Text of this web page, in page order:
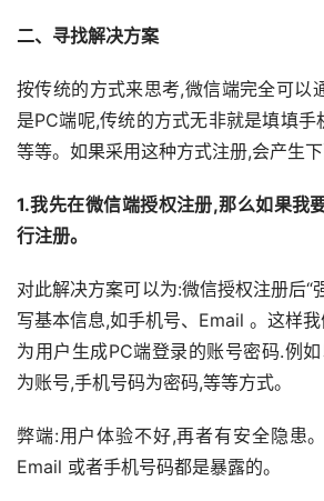
二、寻找解决方案
按传统的方式来思考,微信端完全可以
是PC端呢,传统的方式无非就是填填
等等。如果采用这种方式注册,会产生
1.我先在微信端授权注册,那么如果我
行注册。
对此解决方案可以为:微信授权注册后“
写基本信息,如手机号、Email 。这样
为用户生成PC端登录的账号密码.例
为账号,手机号码为密码,等等方式。
弊端:用户体验不好,再者有安全隐患
Email 或者手机号码都是暴露的。